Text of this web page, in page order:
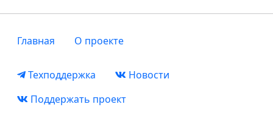
Главная О проекте
Техподдержка
Новости
Поддержать проект